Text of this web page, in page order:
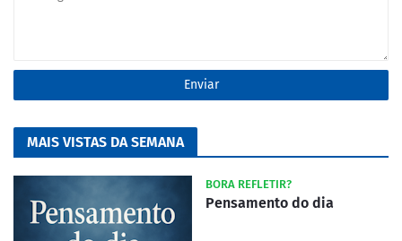
MAIS VISTAS DA SEMANA
BORA REFLETIR?
Pensamento do dia